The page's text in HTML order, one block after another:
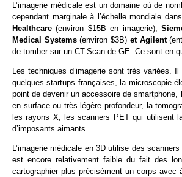
L’imagerie médicale est un domaine où de
cependant marginale à l’échelle mondiale
Healthcare(environ $15B en imagerie),
Medical Systems(environ $3B) et Agilent
de tomber sur un CT-Scan de GE. Ce sont en
Les techniques d’imagerie sont très
quelques startups françaises, la microscopie
point de devenir un accessoire de smartphone,
en surface ou très légère profondeur, la
les rayons X, les scanners PET qui utilisent
d’imposants aimants.
L’imagerie médicale en 3D utilise des
est encore relativement faible du fait des
cartographier plus précisément un corps